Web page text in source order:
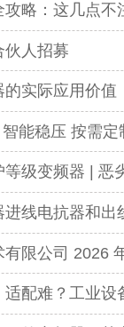
这几点不注意，省
伙人招募
实际应用价值
能稳压 按需定
变频器 | 恶劣工况
线电抗器和出
限公司 2026
？工业设备的“场景化